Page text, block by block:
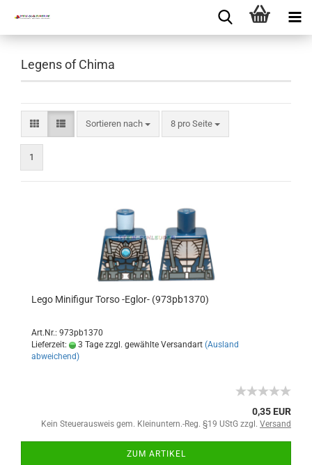
Legens of Chima
Sortieren nach 8 pro Seite
1
Lego Minifigur Torso -Eglor- (973pb1370)
Art.Nr.: 973pb1370
Lieferzeit:
3 Tage zzgl. gewählte Versandart (Ausland
abweichend)
0,35 EUR
Kein Steuerausweis gem. Kleinuntern.-Reg. §19 UStG zzgl. Versand
ZUM ARTIKEL